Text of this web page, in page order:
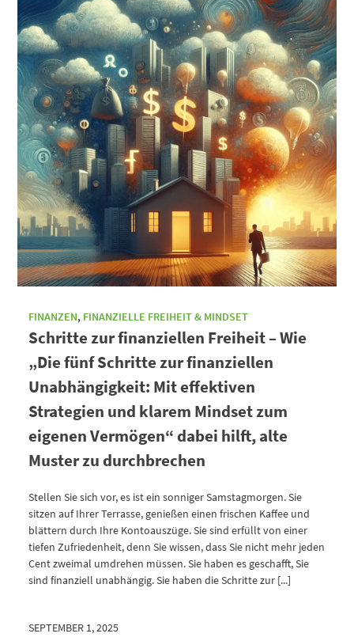
FINANZEN, FINANZIELLE FREIHEIT & MINDSET
Schritte zur finanziellen Freiheit – Wie
„Die fünf Schritte zur finanziellen
Unabhängigkeit: Mit effektiven
Strategien und klarem Mindset zum
eigenen Vermögen“ dabei hilft, alte
Muster zu durchbrechen
Stellen Sie sich vor, es ist ein sonniger Samstagmorgen. Sie
sitzen auf Ihrer Terrasse, genießen einen frischen Kaffee und
blättern durch Ihre Kontoauszüge. Sie sind erfüllt von einer
tiefen Zufriedenheit, denn Sie wissen, dass Sie nicht mehr jeden
Cent zweimal umdrehen müssen. Sie haben es geschafft, Sie
sind finanziell unabhängig. Sie haben die Schritte zur [...]
SEPTEMBER 1, 2025